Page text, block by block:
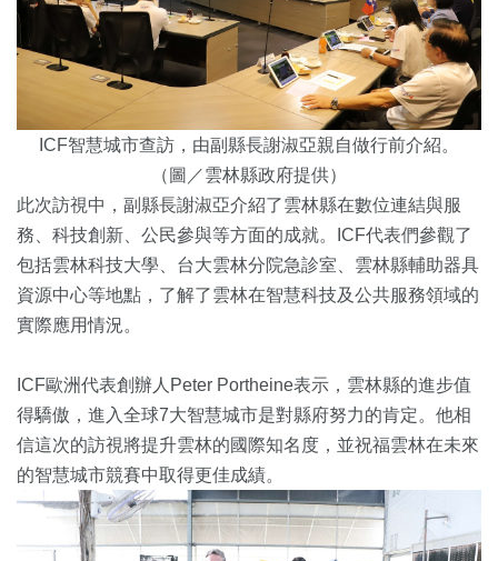
ICF智慧城市查訪，由副縣長謝淑亞親自做行前介紹。
（圖／雲林縣政府提供）
此次訪視中，副縣長謝淑亞介紹了雲林縣在數位連結與服
務、科技創新、公民參與等方面的成就。ICF代表們參觀了
包括雲林科技大學、台大雲林分院急診室、雲林縣輔助器具
資源中心等地點，了解了雲林在智慧科技及公共服務領域的
實際應用情況。
ICF歐洲代表創辦人Peter Portheine表示，雲林縣的進步值
得驕傲，進入全球7大智慧城市是對縣府努力的肯定。他相
信這次的訪視將提升雲林的國際知名度，並祝福雲林在未來
的智慧城市競賽中取得更佳成績。